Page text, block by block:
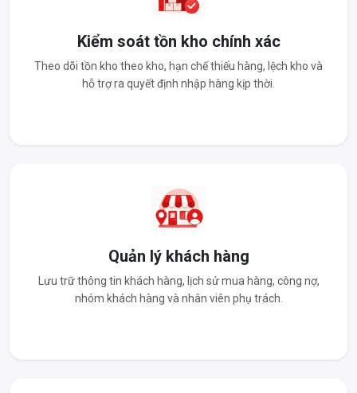
Kiểm soát tồn kho chính xác
Theo dõi tồn kho theo kho, hạn chế thiếu hàng, lệch kho và
hỗ trợ ra quyết định nhập hàng kịp thời.
Quản lý khách hàng
Lưu trữ thông tin khách hàng, lịch sử mua hàng, công nợ,
nhóm khách hàng và nhân viên phụ trách.